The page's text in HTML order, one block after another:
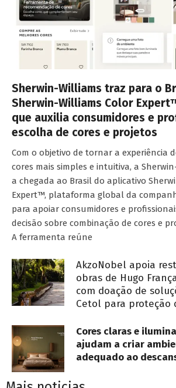
Sherwin-Williams traz para o
Sherwin-Williams Color
que auxilia consumidores e
escolha de cores e projetos
Com o objetivo de tornar a experiência
cores mais simples e intuitiva, a
a chegada ao Brasil do aplicativo
Expert™, plataforma global da
para apoiar consumidores e
decisão sobre combinação de cores e
A ferramenta reúne
AkzoNobel apoia
obras de Hugo
com doação de
Cetol para proteção
Cores claras e
ajudam a criar
adequado ao